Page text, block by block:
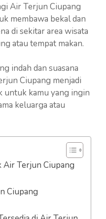
Air Terjun Ciupang
membawa bekal dan
di sekitar area wisata
atau tempat makan.
indah dan suasana
Ciupang menjadi
untuk kamu yang ingin
keluarga atau
Terjun Ciupang
Ciupang